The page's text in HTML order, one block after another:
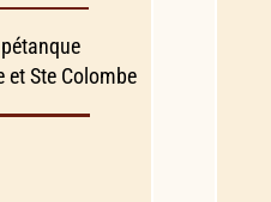
et Ste Colombe